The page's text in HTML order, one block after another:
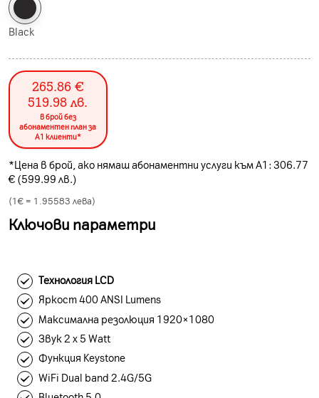
Black
265.86 €
519.98 лв.
в брой без
абонаментен план за
А1 клиенти*
*Цена в брой, ако нямаш абонаментни услуги към А1: 306.77
€ (599.99 лв.)
(1€ = 1.95583 лева)
Ключови параметри
Технология LCD
Яркост 400 ANSI Lumens
Максимална резолюция 1920×1080
Звук 2 x 5 Watt
Функция Keystone
WiFi Dual band 2.4G/5G